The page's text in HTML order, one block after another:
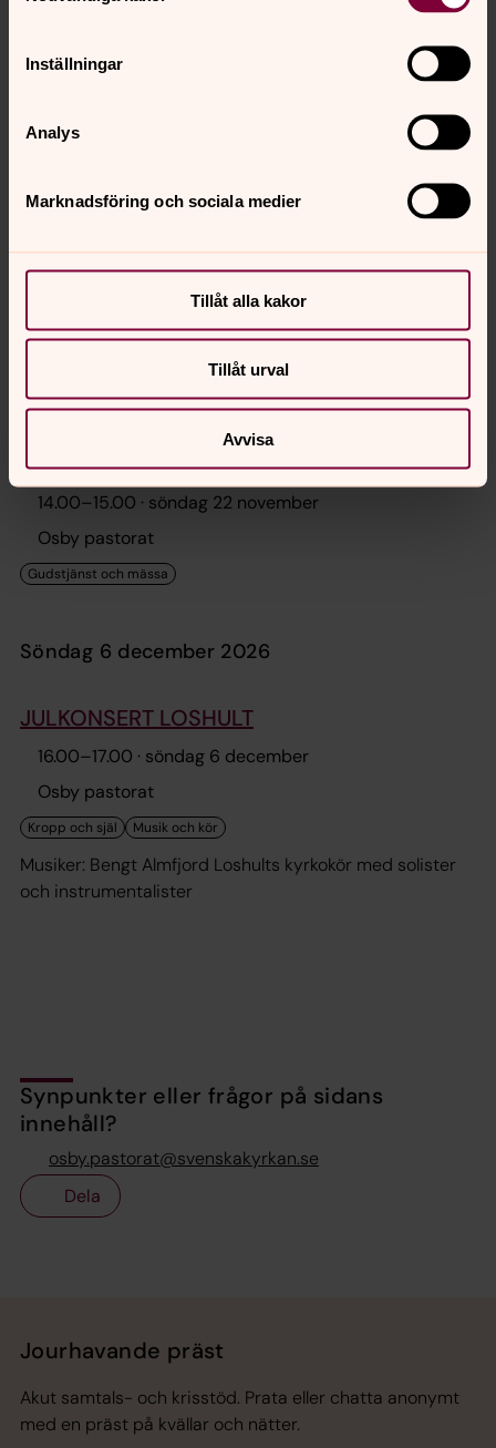
Inställningar
Analys
Marknadsföring och sociala medier
Tillåt alla kakor
Tillåt urval
Avvisa
Präst: Peter Buch
fredag 20 november 2026
En stund för själen
19.00–20.00· fredag 20 november
söndag 22 november 2026
Gudstjänst i Kräbbleboda
14.00–15.00 · söndag 22 november
Osby pastorat
söndag 6 december 2026
JULKONSERT LOSHULT
16.00–17.00 · söndag 6 december
Osby pastorat
Musiker: Bengt Almfjord Loshults kyrkokör med solister
och instrumentalister
Synpunkter eller frågor på sidans
innehåll?
osby.pastorat@svenskakyrkan.se
Dela
Jourhavande präst
Akut samtals- och krisstöd. Prata eller chatta anonymt
med en präst på kvällar och nätter.